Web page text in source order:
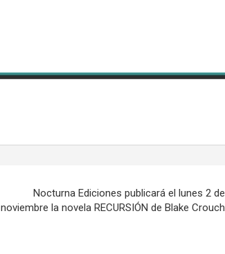
Nocturna Ediciones publicará el lunes 2 de
noviembre la novela RECURSIÓN de Blake Crouch